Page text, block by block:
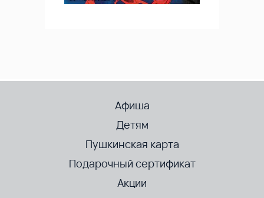
Афиша
Детям
Пушкинская карта
Подарочный сертификат
Акции